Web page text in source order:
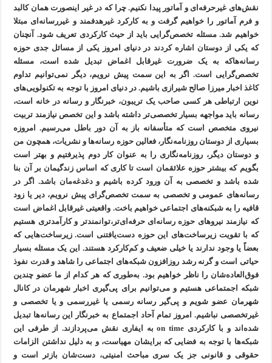
نقش‌های غیرحرفه‌ای و آماتور پیدا نکنیم. چرا که در غیر اینصورت همان کالبد
و فرم آماتور را خواهیم گرفت و به کارکرد غیرهدفمند و غیررسانه‌ای مبتلا
خواهیم شد. مسئله تخصص‌گرایی باید از حیث کارکردی تعریف شود. آنچنان
که یکی از دوستان اشاره کردند در دنیای امروز یکی از مسائل جدی حوزه
رسانه‌هاکه به یک ضرورت غیرقابل اغماض تبدیل شده است، مسئله
تخصص‌گرایی است. اگر به این سمت پیش نرویم، دیگر نمی‌توانیم تداوم
کاغذ اخبار میرزا صالح شیرازی باشیم. در دنیای امروز با توجه به تکنولویی‌های
نوین ارتباطی هر کسی صاحب یک تریبون، خبرنگار و رسانه در خانه است،
رسانه باید مواجهه بسیار تخصصی‌تر داشته باشد و این تخصص نیازمند تربیت
نیروی متخصص است که متأسفانه باز به آن دور باطل می‌رسیم. امروزه
بسیاری از دوستان روزنامه‌نگار، فعالین حوزه رسانه‌ها و نشریات، همچون من
و دوستان دیگر، روزنامه‌نگاری را به عنوان کار دوم پذیرفتیم و بهتر است
بگویم که بیشتر حوزه علائقمان است تا کاری که اساس زندگیمان بر آن بنا
شده باشد و تخصصی به آن ورود کرده باشیم و دغدغه‌مان باشد. اگر در
رسانه‌های عمومی و تخصصی به سمت تخصص‌گرای پیش نرویم، دیر یا زود
قافیه را به شبکنه‌های اجتماعی خواهیم باخت. واقعیتی غیرقابل اغماض است
که نیازمند نیروهای حوزه رسانه‌ای حرفه‌ای‌تر،توانمندتر و کارآمدتری هستیم
که با تقویت زیرساخت‌های این حوزه دست‌یافتنی است. زیرساخت‌هایی که
بعضاً یا وجود ندارند یا خیلی ضعیف و کم‌کارکرد هستند. این یک مسئله بسیار
حیاتی است و گرنه رشد روزافزون شبکه‌های اجتماعی را شاهد و قدرت نفوذ
فوق‌العاده‌شان را ناظر خواهیم بود. به‌طوری که هر کدام از ما عضو چندین
شبکه اجمتماعی هستیم و می‌توانیم برای پی‌گیری اخبار شهرمان در کانال
شهرمان عضو شویم و پی‌گیر رسانه رسمی یا غیررسمی و یا تخصصی و
غیرتخصصی نباشیم. امروز تمام آحاد اجمتماع به خبرنگار این رسانه‌ها تبدیل
شده‌اند و با کارکردی on time به ایفاری نقش می‌پردازند. از طرفی این
شبکه‌ها با توجه به فضایی که برایشان مهیاست، و به دلیل نداشتن الزامات
حقوقی و قانونی جز یک سری مباحث امنیتی، دست‌شان بازتر است و